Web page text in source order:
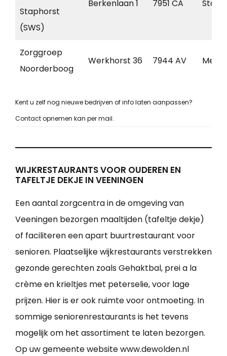
Staphorst
(SWS)
Berkenlaan 1 7951 CA
Zorggroep
Noorderboog
Werkhorst 36 7944 AV
Kent u zelf nog nieuwe bedrijven of info laten aanpassen?
Contact opnemen kan per mail.
WIJKRESTAURANTS VOOR OUDEREN EN
TAFELTJE DEKJE IN VEENINGEN
Een aantal zorgcentra in de omgeving van
Veeningen bezorgen maaltijden (tafeltje dekje)
of faciliteren een apart buurtrestaurant voor
senioren. Plaatselijke wijkrestaurants verstrekken
gezonde gerechten zoals Gehaktbal, prei a la
crème en krieltjes met peterselie, voor lage
prijzen. Hier is er ook ruimte voor ontmoeting. In
sommige seniorenrestaurants is het tevens
mogelijk om het assortiment te laten bezorgen.
Op uw gemeente website www.dewolden.nl